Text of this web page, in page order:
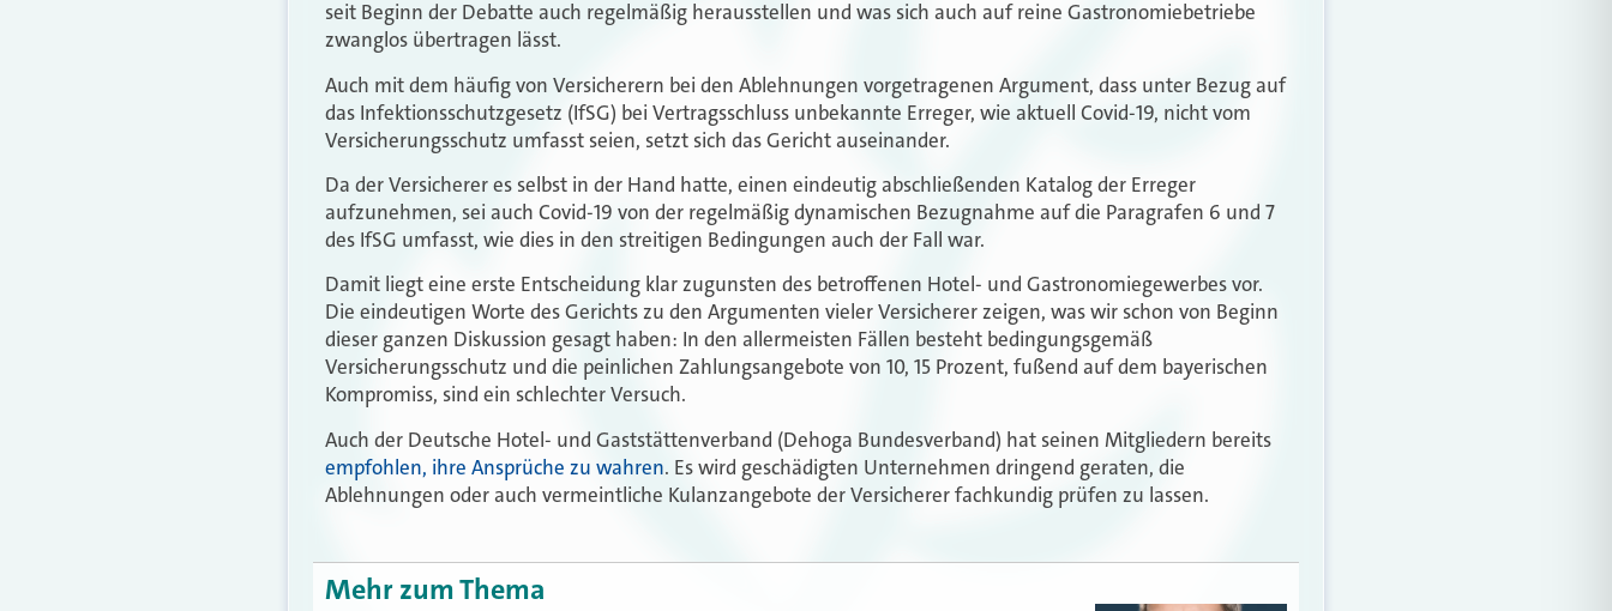
seit Beginn der Debatte auch regelmäßig herausstellen und was sich auch auf reine Gastronomiebetriebe
zwanglos übertragen lässt.
Auch mit dem häufig von Versicherern bei den Ablehnungen vorgetragenen Argument, dass unter Bezug auf
das Infektionsschutzgesetz (IfSG) bei Vertragsschluss unbekannte Erreger, wie aktuell Covid-19, nicht vom
Versicherungsschutz umfasst seien, setzt sich das Gericht auseinander.
Da der Versicherer es selbst in der Hand hatte, einen eindeutig abschließenden Katalog der Erreger
aufzunehmen, sei auch Covid-19 von der regelmäßig dynamischen Bezugnahme auf die Paragrafen 6 und 7
des IfSG umfasst, wie dies in den streitigen Bedingungen auch der Fall war.
Damit liegt eine erste Entscheidung klar zugunsten des betroffenen Hotel- und Gastronomiegewerbes vor.
Die eindeutigen Worte des Gerichts zu den Argumenten vieler Versicherer zeigen, was wir schon von Beginn
dieser ganzen Diskussion gesagt haben: In den allermeisten Fällen besteht bedingungsgemäß
Versicherungsschutz und die peinlichen Zahlungsangebote von 10, 15 Prozent, fußend auf dem bayerischen
Kompromiss, sind ein schlechter Versuch.
Auch der Deutsche Hotel- und Gaststättenverband (Dehoga Bundesverband) hat seinen Mitgliedern bereits
empfohlen, ihre Ansprüche zu wahren. Es wird geschädigten Unternehmen dringend geraten, die
Ablehnungen oder auch vermeintliche Kulanzangebote der Versicherer fachkundig prüfen zu lassen.
Mehr zum Thema